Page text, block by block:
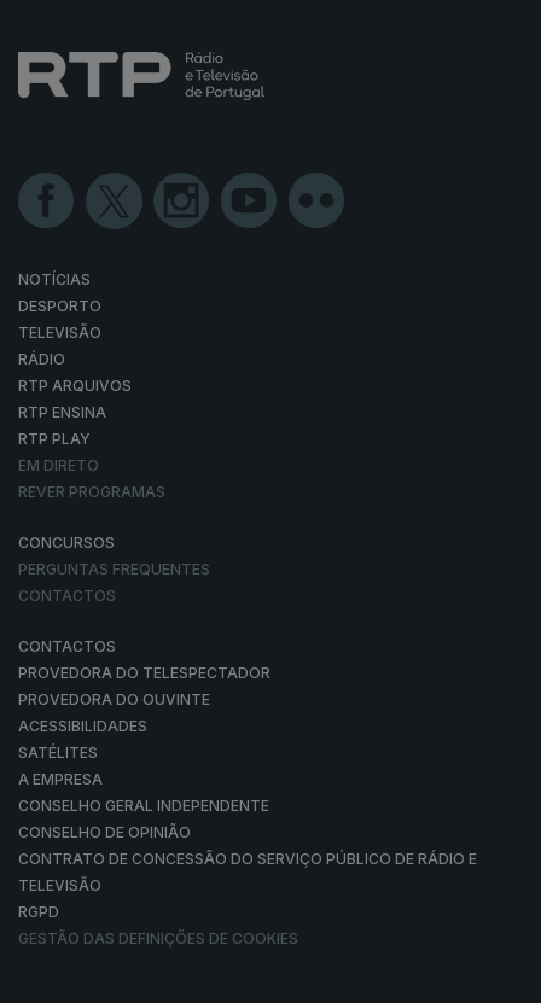
NOTÍCIAS
DESPORTO
TELEVISÃO
RÁDIO
RTP ARQUIVOS
RTP ENSINA
RTP PLAY
EM DIRETO
REVER PROGRAMAS
CONCURSOS
PERGUNTAS FREQUENTES
CONTACTOS
CONTACTOS
PROVEDORA DO TELESPECTADOR
PROVEDORA DO OUVINTE
ACESSIBILIDADES
SATÉLITES
A EMPRESA
CONSELHO GERAL INDEPENDENTE
CONSELHO DE OPINIÃO
CONTRATO DE CONCESSÃO DO SERVIÇO PÚBLICO DE RÁDIO E
TELEVISÃO
RGPD
GESTÃO DAS DEFINIÇÕES DE COOKIES